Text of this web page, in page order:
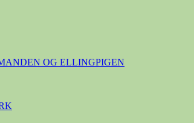
OG ELLINGPIGEN